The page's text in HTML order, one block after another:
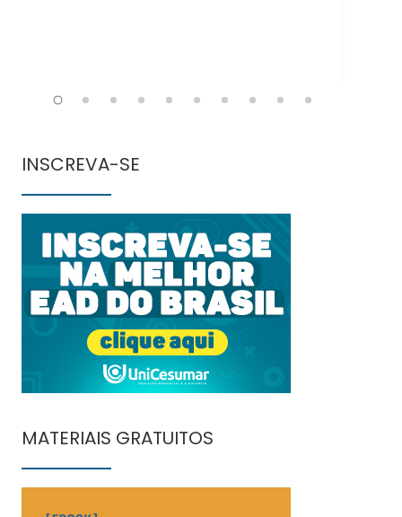
INSCREVA-SE
MATERIAIS GRATUITOS